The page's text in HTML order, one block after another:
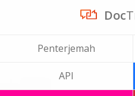
Doc
Penterjemah
API